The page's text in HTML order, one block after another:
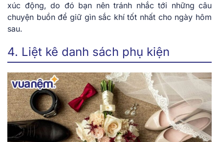
xúc động, do đó bạn nên tránh nhắc tới những câu
chuyện buồn để giữ gìn sắc khí tốt nhất cho ngày hôm
sau.
4. Liệt kê danh sách phụ kiện